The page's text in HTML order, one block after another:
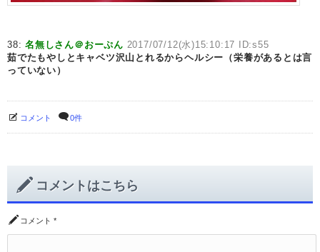
38:名無しさん＠おーぷん 2017/07/12(水)15:10:17 ID:s55
茹でたもやしとキャベツ沢山とれるからヘルシー（栄養があるとは言
っていない）
コメント 0件
コメントはこちら
コメント *